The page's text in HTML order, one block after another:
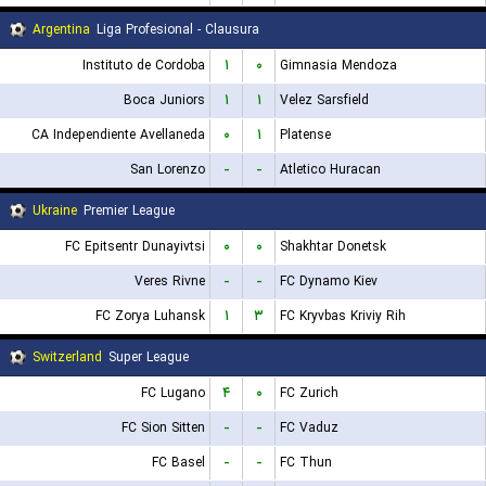
Argentina Liga Profesional - Clausura
Instituto de Cordoba
۱ ۰
Gimnasia Mendoza
Boca Juniors
۱ ۱
Velez Sarsfield
CA Independiente Avellaneda
۰ ۱
Platense
San Lorenzo
- -
Atletico Huracan
Ukraine Premier League
FC Epitsentr Dunayivtsi
۰ ۰
Shakhtar Donetsk
Veres Rivne
- -
FC Dynamo Kiev
FC Zorya Luhansk
۱ ۳
FC Kryvbas Kriviy Rih
Switzerland Super League
FC Lugano
۴ ۰
FC Zurich
FC Sion Sitten
- -
FC Vaduz
FC Basel
- -
FC Thun